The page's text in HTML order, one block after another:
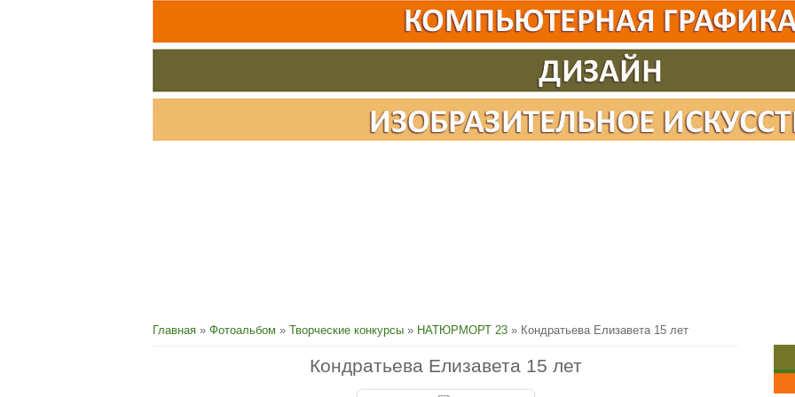
Главная » Фотоальбом » Творческие конкурсы » НАТЮРМОРТ 23 » Кондратьева Елизавета 15 лет
Кондратьева Елизавета 15 лет